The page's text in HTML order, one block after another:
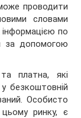
проводити
словами
по
за допомогою
платна, які
безкоштовній
Особисто
ринку, є